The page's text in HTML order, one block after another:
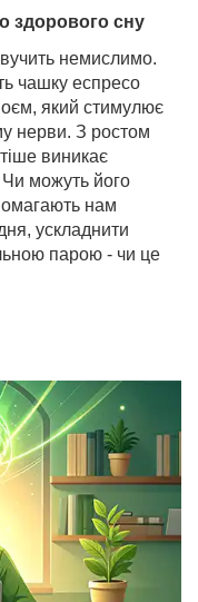
здорового сну
немислимо.
чашку еспресо
який стимулює
нерви. З ростом
виникає
можуть його
нам
ускладнити
парою - чи це